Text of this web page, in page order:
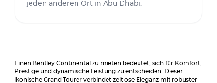
jeden anderen Ort in Abu Dhabi.
Einen Bentley Continental zu mieten bedeutet, sich für Komfort,
Prestige und dynamische Leistung zu entscheiden. Dieser
ikonische Grand Tourer verbindet zeitlose Eleganz mit robuster